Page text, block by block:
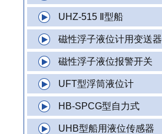
UHZ-515 Ⅱ型船
磁性浮子液位计用变送器
磁性浮子液位报警开关
UFT型浮筒液位计
HB-SPCG型自力式
UHB型船用液位传感器